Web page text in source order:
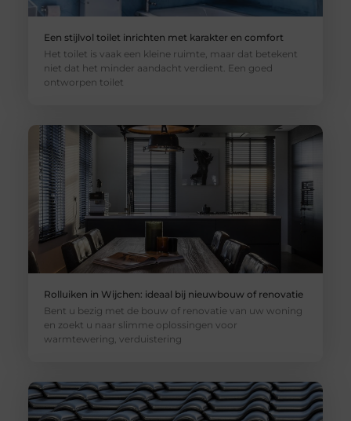
Een stijlvol toilet inrichten met karakter en comfort
Het toilet is vaak een kleine ruimte, maar dat betekent
niet dat het minder aandacht verdient. Een goed
ontworpen toilet
Rolluiken in Wijchen: ideaal bij nieuwbouw of renovatie
Bent u bezig met de bouw of renovatie van uw woning
en zoekt u naar slimme oplossingen voor
warmtewering, verduistering